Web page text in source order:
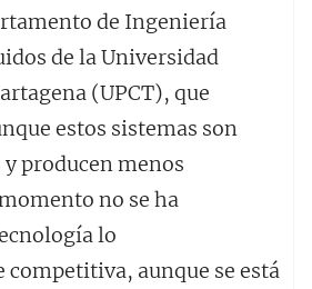
de Ingeniería
de la Universidad
(UPCT), que
estos sistemas son
producen menos
no se ha
lo
aunque se está